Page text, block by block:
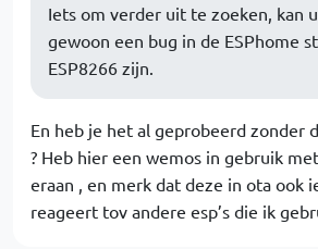
Iets om verder uit te zoeken, kan
gewoon een bug in de ESPhome
ESP8266 zijn.
En heb je het al geprobeerd zonder
? Heb hier een wemos in gebruik
eraan , en merk dat deze in ota ook
reageert tov andere esp’s die ik